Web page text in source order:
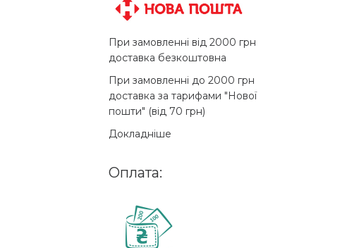
При замовленні від 2000 грн
доставка безкоштовна
При замовленні до 2000 грн
доставка за тарифами "Нової
пошти" (від 70 грн)
Докладніше
Оплата: